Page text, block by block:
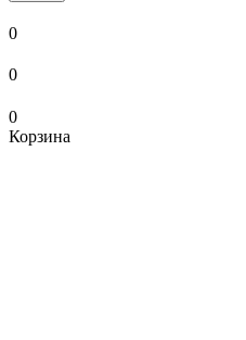
0
0
0
Корзина